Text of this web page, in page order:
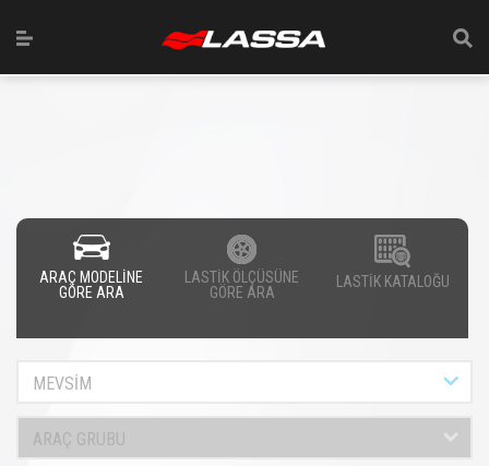
ARAÇ MODELİNE
GÖRE ARA
LASTİK ÖLÇÜSÜNE
GÖRE ARA
LASTİK KATALOĞU
MEVSİM
ARAÇ GRUBU